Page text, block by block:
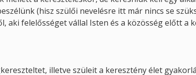
(hisz szülői nevelésre itt már nincs se
aki felelősséget vállal Isten és a közösség előtt a
illetve szüleit a keresztény élet